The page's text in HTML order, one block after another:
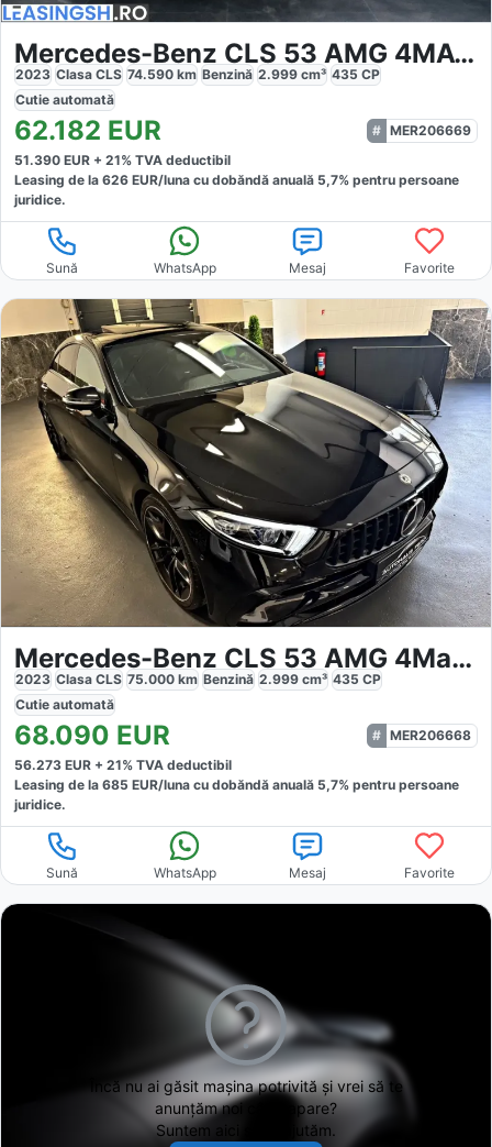
Mercedes-Benz CLS 53 AMG 4MATIC Nappa
2023 Clasa CLS 74.590 km Benzină 2.999 cm³ 435 CP
Cutie automată
62.182 EUR
MER206669
51.390 EUR + 21% TVA deductibil
Leasing de la 626 EUR/luna cu dobăndă anuală 5,7% pentru persoane
juridice.
Sună WhatsApp Mesaj Favorite
Mercedes-Benz CLS 53 AMG 4Matic
2023 Clasa CLS 75.000 km Benzină 2.999 cm³ 435 CP
Cutie automată
68.090 EUR
MER206668
56.273 EUR + 21% TVA deductibil
Leasing de la 685 EUR/luna cu dobăndă anuală 5,7% pentru persoane
juridice.
Sună WhatsApp Mesaj Favorite
Încă nu ai găsitmașina potrivită și vrei să te
anunțăm noi când apare?
Suntem aici să te ajutăm.